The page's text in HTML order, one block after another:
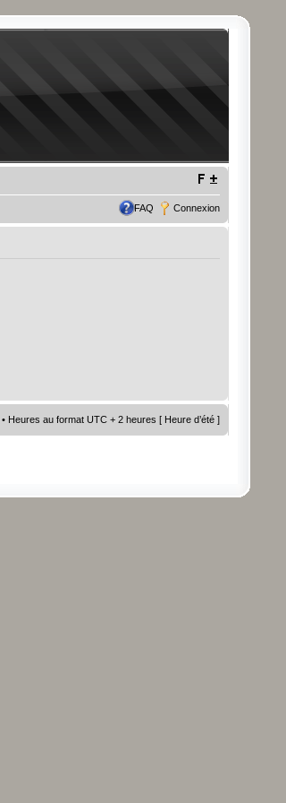
FAQ Connexion
• Heures au format UTC + 2 heures [ Heure d’été ]